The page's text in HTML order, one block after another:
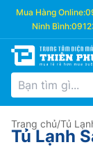
Mua Hàng Online:
Ninh Bình:
Trang chủ/Tủ
Tủ Lạnh